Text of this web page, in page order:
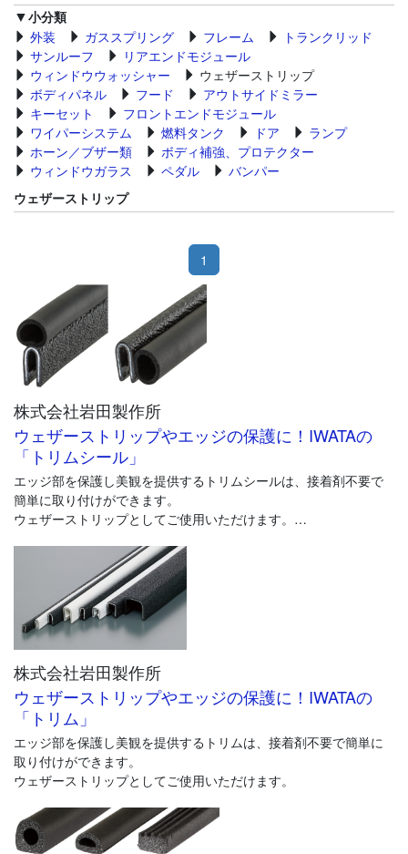
小分類
外装
ガススプリング フレーム
トランクリッド
サンルーフ
リアエンドモジュール
ウィンドウウォッシャー
ウェザーストリップ
ボディパネル
フード
アウトサイドミラー
キーセット
フロントエンドモジュール
ワイパーシステム
燃料タンク ドア
ランプ
ホーン／ブザー類
ボディ補強、プロテクター
ウィンドウガラス
ペダル
バンパー
ウェザーストリップ
1
株式会社岩田製作所
ウェザーストリップやエッジの保護に！IWATAの
「トリムシール」
エッジ部を保護し美観を提供するトリムシールは、接着剤不要で
簡単に取り付けができます。
ウェザーストリップとしてご使用いただけます。
株式会社岩田製作所
ウェザーストリップやエッジの保護に！IWATAの
「トリム」
エッジ部を保護し美観を提供するトリムは、接着剤不要で簡単に
取り付けができます。
ウェザーストリップとしてご使用いただけます。